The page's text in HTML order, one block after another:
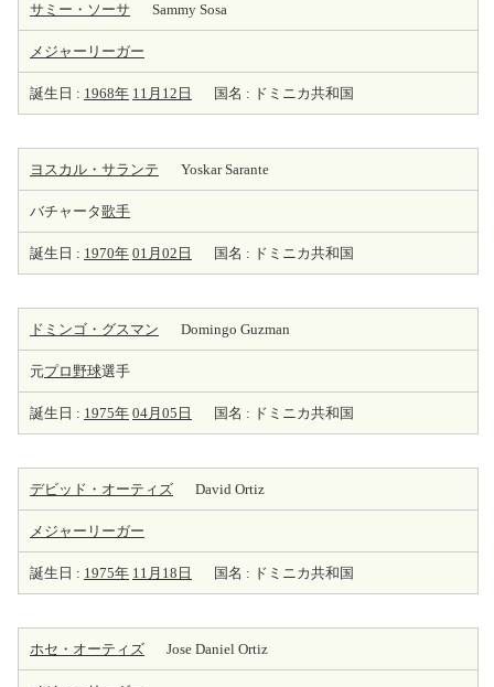
サミー・ソーサ Sammy Sosa
メジャーリーガー
誕生日 : 1968年 11月12日 国名 : ドミニカ共和国
ヨスカル・サランテ Yoskar Sarante
バチャータ歌手
誕生日 : 1970年 01月02日 国名 : ドミニカ共和国
ドミンゴ・グスマン Domingo Guzman
元プロ野球選手
誕生日 : 1975年 04月05日 国名 : ドミニカ共和国
デビッド・オーティズ David Ortiz
メジャーリーガー
誕生日 : 1975年 11月18日 国名 : ドミニカ共和国
ホセ・オーティズ Jose Daniel Ortiz